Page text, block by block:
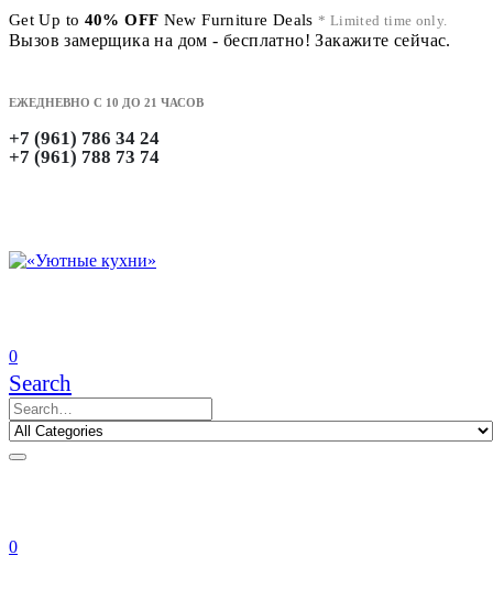
Get Up to 40% OFF New Furniture Deals * Limited time only.
Вызов замерщика на дом - бесплатно! Закажите сейчас.
ЕЖЕДНЕВНО С 10 ДО 21 ЧАСОВ
+7 (961) 786 34 24
+7 (961) 788 73 74
0
Search
0